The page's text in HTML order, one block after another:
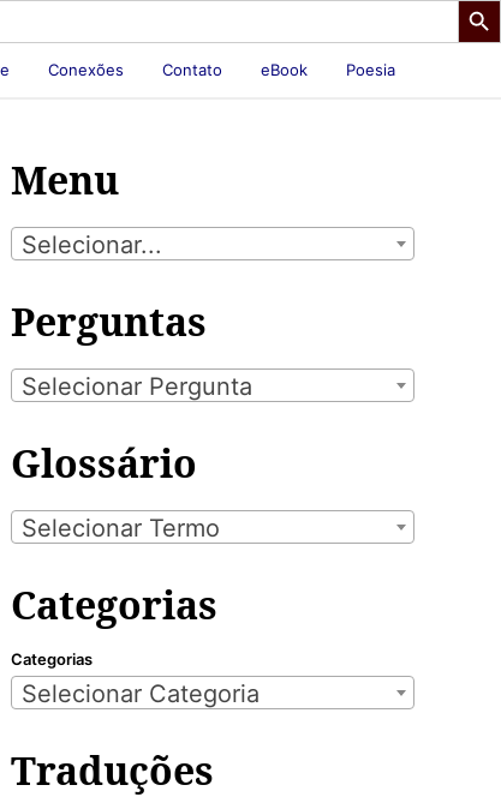
Conexões Contato eBook Poesia
Menu
Selecionar...
Perguntas
Selecionar Pergunta
Glossário
Selecionar Termo
Categorias
Categorias
Selecionar Categoria
Traduções